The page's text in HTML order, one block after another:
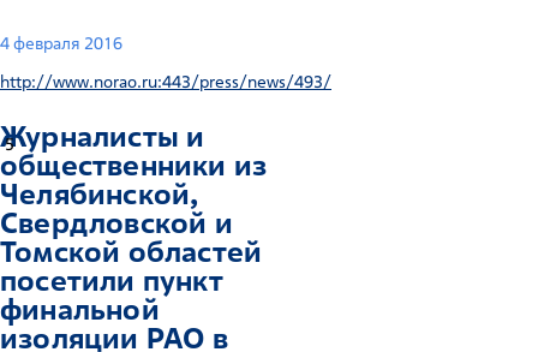
4 февраля 2016
http://www.norao.ru:443/press/news/493/
5
Журналисты и
общественники из
Челябинской,
Свердловской и
Томской областей
посетили пункт
финальной
изоляции РАО в